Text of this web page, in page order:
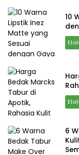
10
6